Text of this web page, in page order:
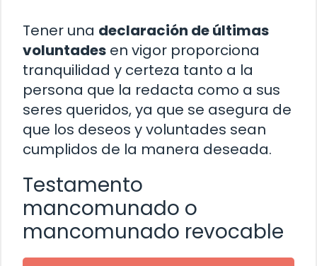
Tener una declaración de últimas
voluntades en vigor proporciona
tranquilidad y certeza tanto a la
persona que la redacta como a sus
seres queridos, ya que se asegura de
que los deseos y voluntades sean
cumplidos de la manera deseada.
Testamento
mancomunado o
mancomunado revocable